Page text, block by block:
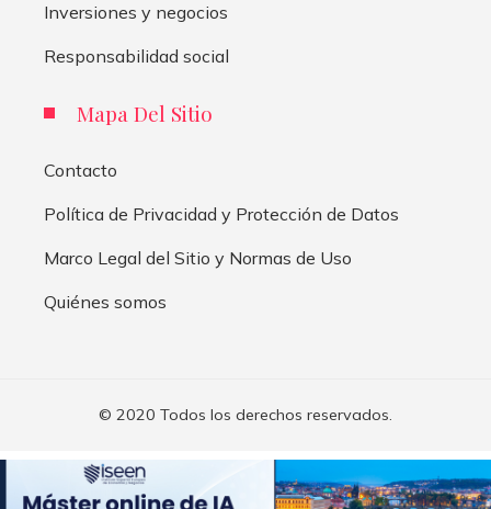
Inversiones y negocios
Responsabilidad social
Mapa Del Sitio
Contacto
Política de Privacidad y Protección de Datos
Marco Legal del Sitio y Normas de Uso
Quiénes somos
© 2020 Todos los derechos reservados.